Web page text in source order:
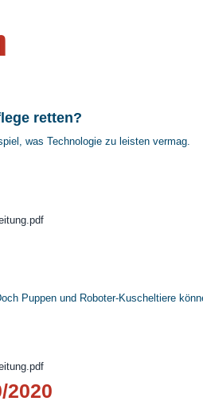
retten?
was Technologie zu leisten vermag.
Puppen und Roboter-Kuscheltiere
2020